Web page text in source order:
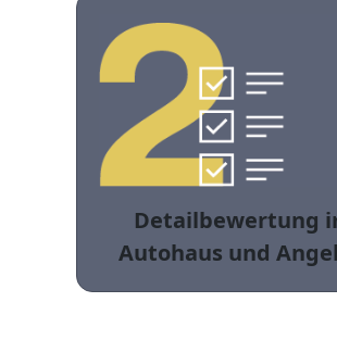
Detailbewertung
Autohaus und